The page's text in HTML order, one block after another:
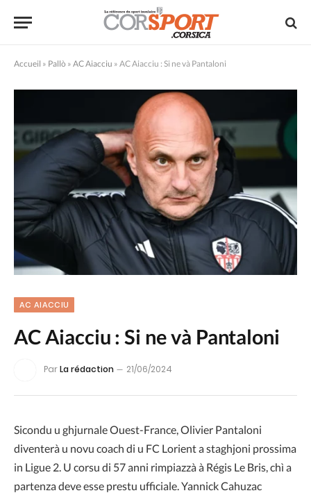
Accueil » Pallò » AC Aiacciu » AC Aiacciu : Si ne và Pantaloni
AC AIACCIU
AC Aiacciu : Si ne và Pantaloni
ParLa rédaction 21/06/2024
Sicondu u ghjurnale Ouest-France, Olivier Pantaloni
diventerà u novu coach di u FC Lorient a staghjoni prossima
in Ligue 2. U corsu di 57 anni rimpiazzà à Régis Le Bris, chì a
partenza deve esse prestu ufficiale. Yannick Cahuzac